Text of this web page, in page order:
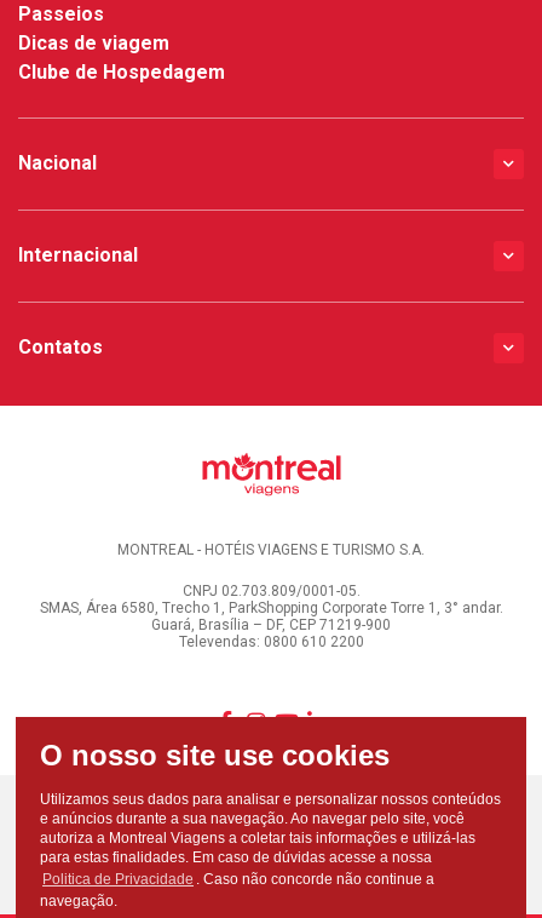
Passeios
Dicas de viagem
Clube de Hospedagem
Nacional
Internacional
Contatos
MONTREAL - HOTÉIS VIAGENS E TURISMO S.A.
CNPJ 02.703.809/0001-05.
SMAS, Área 6580, Trecho 1, ParkShopping Corporate Torre 1, 3° andar.
Guará, Brasília – DF, CEP 71219-900
Televendas: 0800 610 2200
Utilizamos seus dados para analisar e personalizar nossos conteúdos
e anúncios durante a sua navegação. Ao navegar pelo site, você
autoriza a Montreal Viagens a coletar tais informações e utilizá-las
para estas finalidades. Em caso de dúvidas acesse a nossa
Politica de Privacidade . Caso não concorde não continue a
navegação.